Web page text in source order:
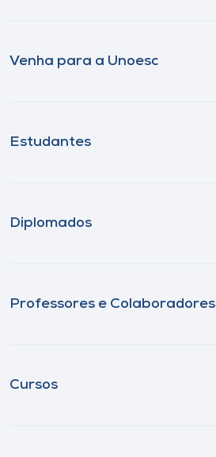
Venha para a Unoesc
Estudantes
Diplomados
Professores e Colaboradores
Cursos